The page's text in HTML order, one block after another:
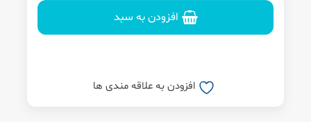
افزودن به سبد
افزودن به علاقه مندی ها